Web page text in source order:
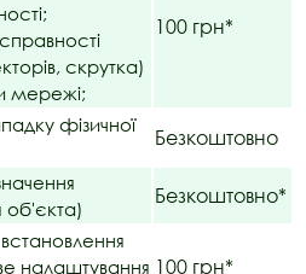
скрутка)
мережі;
100 грн*
фізичної
Безкоштовно
об'єкта)
Безкоштовно*
налаштування 100 грн*